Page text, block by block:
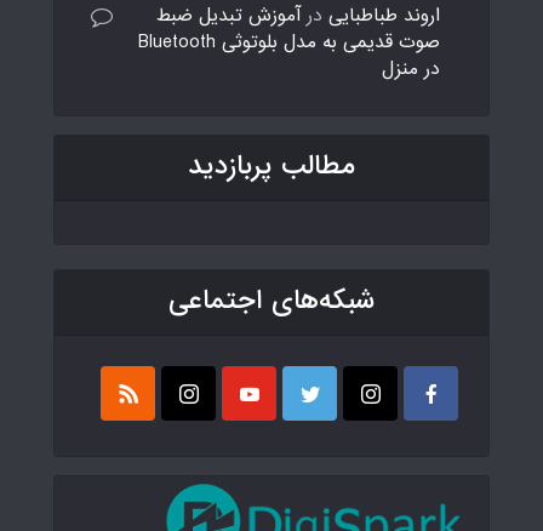
اروند طباطبایی درآموزش تبدیل ضبط
صوت قدیمی به مدل بلوتوثی Bluetooth
در منزل
مطالب پربازدید
شبکه‌های اجتماعی